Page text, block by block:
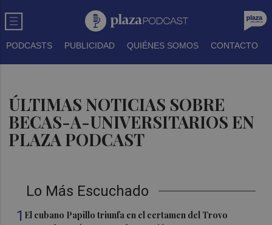
PODCASTS PUBLICIDAD QUIÉNES SOMOS CONTACTO
ÚLTIMAS NOTICIAS SOBRE
BECAS-A-UNIVERSITARIOS EN
PLAZA PODCAST
Lo Más Escuchado
1 El cubano Papillo triunfa en el certamen del Trovo